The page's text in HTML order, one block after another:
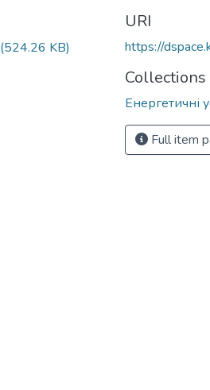
(524.26 KB)
URI
https://
Collections
Енергетичні
Full item